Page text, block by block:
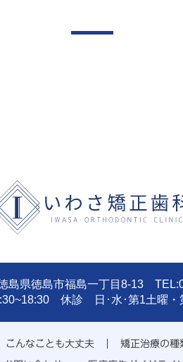
島県徳島市福島一丁目8-13
休診 日･水･第1土曜・
こんなことも大丈夫 矯正治療の種